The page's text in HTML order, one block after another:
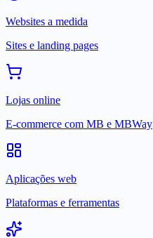
Websites a medida
Sites e landing pages
Lojas online
E-commerce com MB e MBWay
Aplicações web
Plataformas e ferramentas